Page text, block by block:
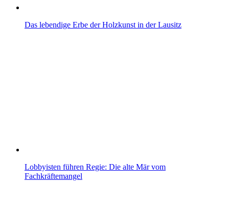
Das lebendige Erbe der Holzkunst in der Lausitz
Lobbyisten führen Regie: Die alte Mär vom
Fachkräftemangel